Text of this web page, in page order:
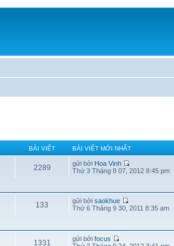
BÀI VIẾT BÀI VIẾT MỚI NHẤT
2289 gửi bởi Hoa Vinh
Thứ 3 Tháng 8 07, 2012 8:45 pm
133 gửi bởisaokhue
Thứ 6 Tháng 9 30, 2011 8:35 am
1331 gửi bởifocus